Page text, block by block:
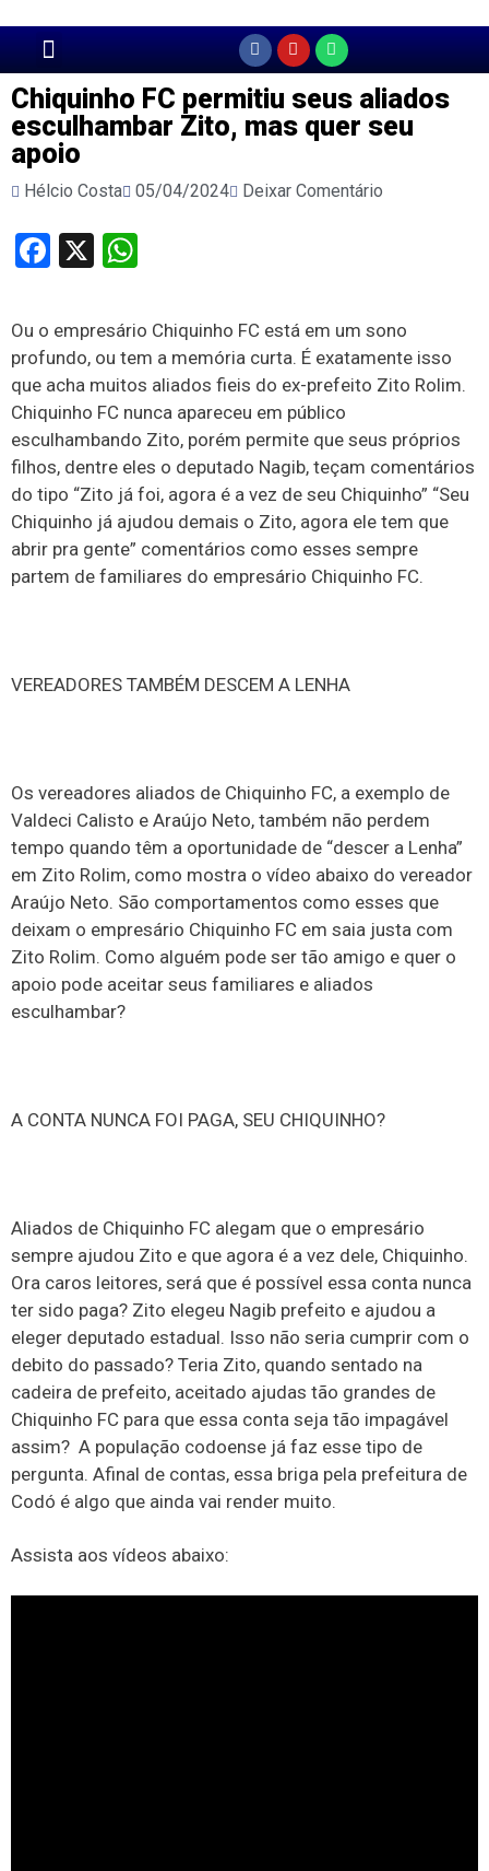
Chiquinho FC permitiu seus aliados
esculhambar Zito, mas quer seu
apoio
Hélcio Costa 05/04/2024 Deixar Comentário
Facebook
X
Ou o empresário Chiquinho FC está em um sono
profundo, ou tem a memória curta. É exatamente isso
que acha muitos aliados fieis do ex-prefeito Zito Rolim.
Chiquinho FC nunca apareceu em público
esculhambando Zito, porém permite que seus próprios
filhos, dentre eles o deputado Nagib, teçam comentários
do tipo “Zito já foi, agora é a vez de seu Chiquinho” “Seu
Chiquinho já ajudou demais o Zito, agora ele tem que
abrir pra gente” comentários como esses sempre
partem de familiares do empresário Chiquinho FC.
VEREADORES TAMBÉM DESCEM A LENHA
Os vereadores aliados de Chiquinho FC, a exemplo de
Valdeci Calisto e Araújo Neto, também não perdem
tempo quando têm a oportunidade de “descer a Lenha”
em Zito Rolim, como mostra o vídeo abaixo do vereador
Araújo Neto. São comportamentos como esses que
deixam o empresário Chiquinho FC em saia justa com
Zito Rolim. Como alguém pode ser tão amigo e quer o
apoio pode aceitar seus familiares e aliados
esculhambar?
A CONTA NUNCA FOI PAGA, SEU CHIQUINHO?
Aliados de Chiquinho FC alegam que o empresário
sempre ajudou Zito e que agora é a vez dele, Chiquinho.
Ora caros leitores, será que é possível essa conta nunca
ter sido paga? Zito elegeu Nagib prefeito e ajudou a
eleger deputado estadual. Isso não seria cumprir com o
debito do passado? Teria Zito, quando sentado na
cadeira de prefeito, aceitado ajudas tão grandes de
Chiquinho FC para que essa conta seja tão impagável
assim? A população codoense já faz esse tipo de
pergunta. Afinal de contas, essa briga pela prefeitura de
Codó é algo que ainda vai render muito.
Assista aos vídeos abaixo: